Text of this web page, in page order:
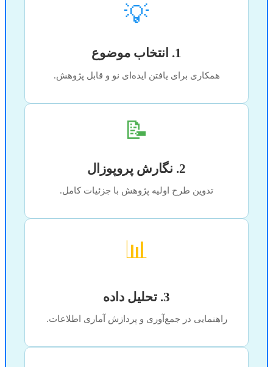
💡
1. انتخاب موضوع
همکاری برای یافتن ایده‌ای نو و قابل پژوهش.
📝
2. نگارش پروپوزال
تدوین طرح اولیه پژوهش با جزئیات کامل.
📊
3. تحلیل داده
راهنمایی در جمع‌آوری و پردازش آماری اطلاعات.